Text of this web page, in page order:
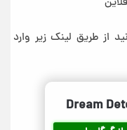
از طریق لینک زیر وارد
Dream